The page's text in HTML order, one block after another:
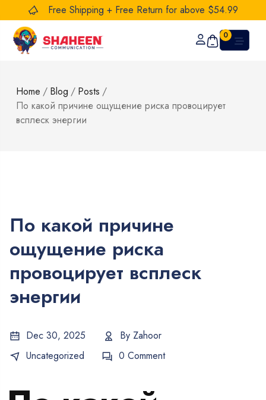
Free Shipping + Free Return for above $54.99
0
Home / Blog / Posts /
По какой причине ощущение риска провоцирует
всплеск энергии
По какой причине
ощущение риска
провоцирует всплеск
энергии
Dec 30, 2025 By Zahoor
Uncategorized
0 Comment